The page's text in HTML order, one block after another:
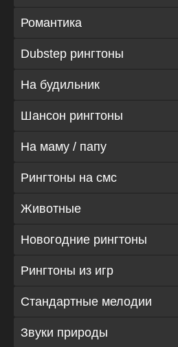
Романтика
Dubstep рингтоны
На будильник
Шансон рингтоны
На маму / папу
Рингтоны на смс
Животные
Новогодние рингтоны
Рингтоны из игр
Стандартные мелодии
Звуки природы